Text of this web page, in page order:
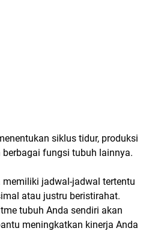
siklus tidur, produksi
berbagai fungsi tubuh lainnya.
jadwal-jadwal tertentu
atau justru beristirahat.
tubuh Anda sendiri akan
meningkatkan kinerja Anda